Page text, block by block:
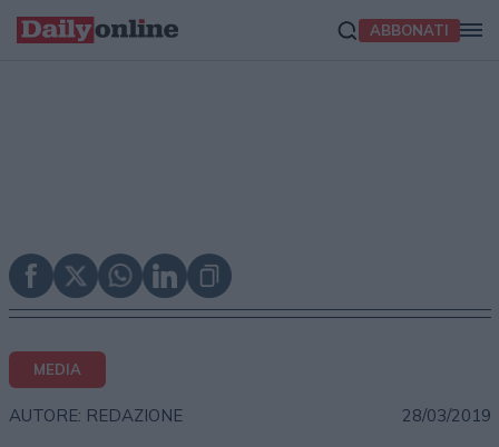
ABBONATI
MEDIA
AUTORE: REDAZIONE 28/03/2019